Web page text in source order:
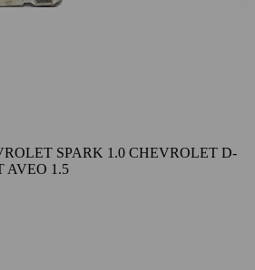
SPARK 1.0 CHEVROLET D-
AVEO 1.5